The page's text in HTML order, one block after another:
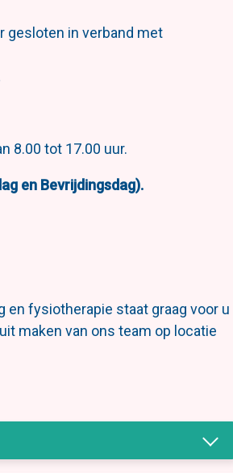
gesloten in verband met
8.00 tot 17.00 uur.
en Bevrijdingsdag).
en fysiotherapie staat graag voor u
maken van ons team op locatie